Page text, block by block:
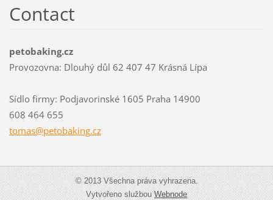
Contact
petobaking.cz
Provozovna: Dlouhý důl 62 407 47 Krásná Lípa
Sídlo firmy: Podjavorinské 1605 Praha 14900
608 464 655
tomas@petobaking.cz
© 2013 Všechna práva vyhrazena.
Vytvořeno službouWebnode